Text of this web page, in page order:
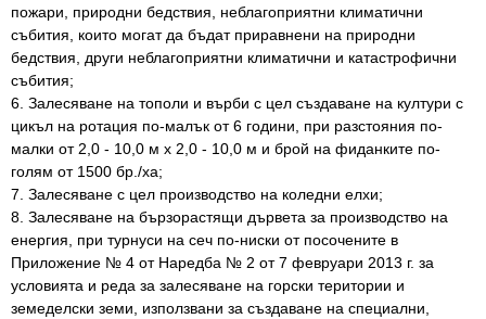
пожари, природни бедствия, неблагоприятни климатични
събития, които могат да бъдат приравнени на природни
бедствия, други неблагоприятни климатични и катастрофични
събития;
6. Залесяване на тополи и върби с цел създаване на култури с
цикъл на ротация по-малък от 6 години, при разстояния по-
малки от 2,0 - 10,0 м х 2,0 - 10,0 м и брой на фиданките по-
голям от 1500 бр./ха;
7. Залесяване с цел производство на коледни елхи;
8. Залесяване на бързорастящи дървета за производство на
енергия, при турнуси на сеч по-ниски от посочените в
Приложение № 4 от Наредба № 2 от 7 февруари 2013 г. за
условията и реда за залесяване на горски територии и
земеделски земи, използвани за създаване на специални,